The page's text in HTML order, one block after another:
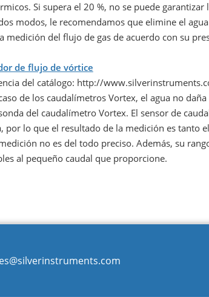
Si supera el 20 %, no se puede garantizar
modos, le recomendamos que elimine el
medición del flujo de gas de acuerdo con su
de flujo de vórtice
del catálogo: http://
de los caudalímetros Vortex, el agua no
del caudalímetro Vortex. El sensor de
por lo que el resultado de la medición es tanto
no es del todo preciso. Además, su
al pequeño caudal que proporcione.